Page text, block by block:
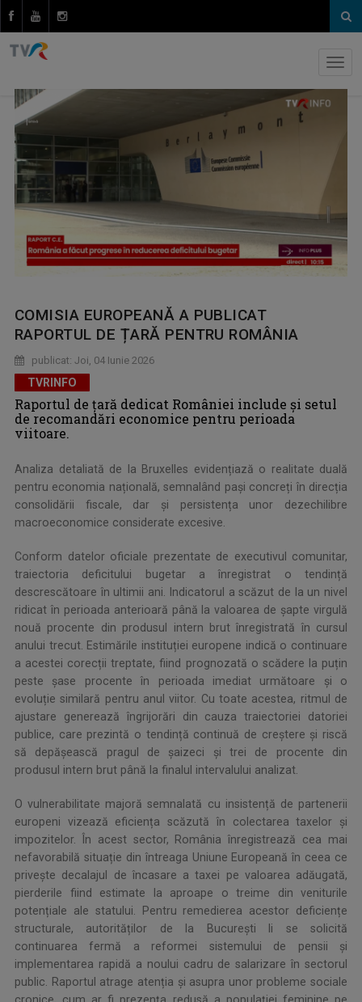
COMISIA EUROPEANĂ A PUBLICAT
RAPORTUL DE ȚARĂ PENTRU ROMÂNIA
publicat: Joi, 04 Iunie 2026
TVRINFO
Raportul de țară dedicat României include și setul
de recomandări economice pentru perioada
viitoare.
Analiza detaliată de la Bruxelles evidențiază o realitate duală
pentru economia națională, semnalând pași concreți în direcția
consolidării fiscale, dar și persistența unor dezechilibre
macroeconomice considerate excesive.
Conform datelor oficiale prezentate de executivul comunitar,
traiectoria deficitului bugetar a înregistrat o tendință
descrescătoare în ultimii ani. Indicatorul a scăzut de la un nivel
ridicat în perioada anterioară până la valoarea de șapte virgulă
nouă procente din produsul intern brut înregistrată în cursul
anului trecut. Estimările instituției europene indică o continuare
a acestei corecții treptate, fiind prognozată o scădere la puțin
peste șase procente în perioada imediat următoare și o
evoluție similară pentru anul viitor. Cu toate acestea, ritmul de
ajustare generează îngrijorări din cauza traiectoriei datoriei
publice, care prezintă o tendință continuă de creștere și riscă
să depășească pragul de șaizeci și trei de procente din
produsul intern brut până la finalul intervalului analizat.
O vulnerabilitate majoră semnalată cu insistență de partenerii
europeni vizează eficiența scăzută în colectarea taxelor și
impozitelor. În acest sector, România înregistrează cea mai
nefavorabilă situație din întreaga Uniune Europeană în ceea ce
privește decalajul de încasare a taxei pe valoarea adăugată,
pierderile fiind estimate la aproape o treime din veniturile
potențiale ale statului. Pentru remedierea acestor deficiențe
structurale, autorităților de la București li se solicită
continuarea fermă a reformei sistemului de pensii și
implementarea rapidă a noului cadru de salarizare în sectorul
public. Raportul atrage atenția și asupra unor probleme sociale
cronice, cum ar fi prezența redusă a populației feminine pe